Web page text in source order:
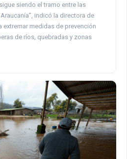
siendo el tramo entre las
indicó la directora de
extremar medidas de prevención
de ríos, quebradas y zonas